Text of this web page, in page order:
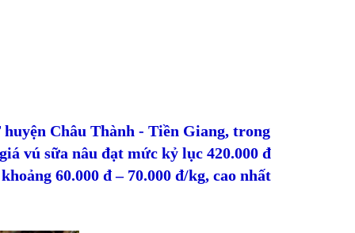
Châu Thành - Tiền Giang, trong
vú sữa nâu đạt mức kỷ lục 420.000 đ
60.000 đ – 70.000 đ/kg, cao nhất